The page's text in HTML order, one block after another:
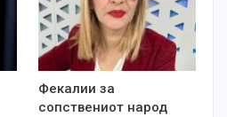
Фекалии за
сопствениот народ